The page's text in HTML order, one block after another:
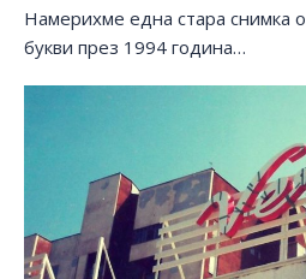
Намерихме една стара снимка
букви през 1994 година…